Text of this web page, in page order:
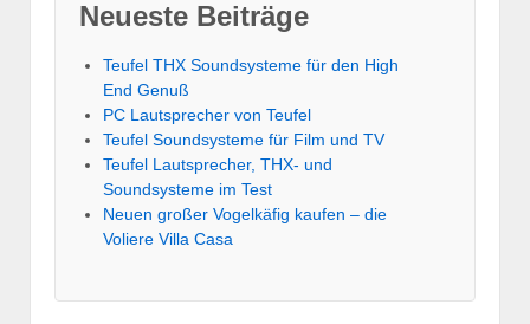
Neueste Beiträge
Teufel THX Soundsysteme für den High
End Genuß
PC Lautsprecher von Teufel
Teufel Soundsysteme für Film und TV
Teufel Lautsprecher, THX- und
Soundsysteme im Test
Neuen großer Vogelkäfig kaufen – die
Voliere Villa Casa